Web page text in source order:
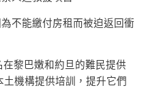
不能繳付房租而被迫返回衝
黎巴嫩和約旦的難民提供
機構提供培訓，提升它們